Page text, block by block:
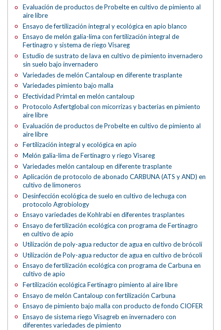
Evaluación de productos de Probelte en cultivo de pimiento al
aire libre
Ensayo de fertilización integral y ecológica en apio blanco
Ensayo de melón galia-lima con fertilización integral de
Fertinagro y sistema de riego Visareg
Estudio de sustrato de lava en cultivo de pimiento invernadero
sin suelo bajo invernadero
Variedades de melón Cantaloup en diferente trasplante
Variedades pimiento bajo malla
Efectividad Primtal en melón cantaloup
Protocolo Asfertglobal con micorrizas y bacterias en pimiento
aire libre
Evaluación de productos de Probelte en cultivo de pimiento al
aire libre
Fertilización integral y ecológica en apio
Melón galia-lima de Fertinagro y riego Visareg
Variedades melón cantaloup en diferente trasplante
Aplicación de protocolo de abonado CARBUNA (ATS y AND) en
cultivo de limoneros
Desinfección ecológica de suelo en cultivo de lechuga con
protocolo Agrobiology
Ensayo variedades de Kohlrabi en diferentes trasplantes
Ensayo de fertilización ecológica con programa de Fertinagro
en cultivo de apio
Utilización de poly-agua reductor de agua en cultivo de brócoli
Utilización de Poly-agua reductor de agua en cultivo de brócoli
Ensayo de fertilización ecológica con programa de Carbuna en
cultivo de apio
Fertilización ecológica Fertinagro pimiento al aire libre
Ensayo de melón Cantaloup con fertilización Carbuna
Ensayo de pimiento bajo malla con producto de fondo CIOFER
Ensayo de sistema riego Visagreb en invernadero con
diferentes variedades de pimiento